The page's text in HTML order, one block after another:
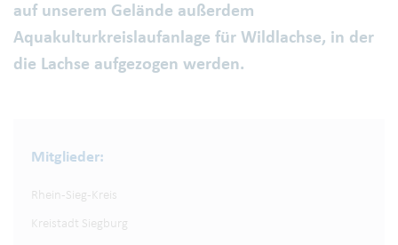
auf unserem Gelände außerdem
Aquakulturkreislaufanlage für Wildlachse, in der
die Lachse aufgezogen werden.
Mitglieder:
Rhein-Sieg-Kreis
Kreistadt Siegburg